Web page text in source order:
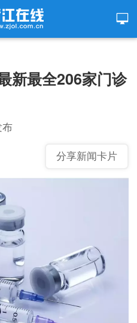
新最全206家门诊
分享新闻卡片